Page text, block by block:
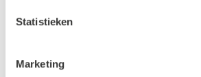
Statistieken
Marketing